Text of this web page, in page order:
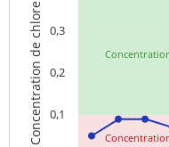
Concentration de chlore 0,1
0,2
0,3